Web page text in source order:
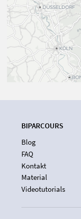
BIPARCOURS
Blog
FAQ
Kontakt
Material
Videotutorials